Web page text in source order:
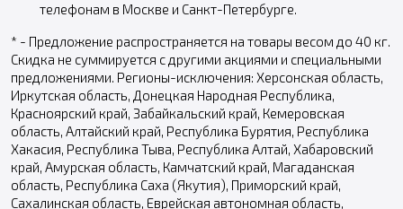
телефонам в Москве и Санкт-Петербурге.
* - Предложение распространяется на товары весом до 40 кг.
Скидка не суммируется с другими акциями и специальными
предложениями. Регионы-исключения: Херсонская область,
Иркутская область, Донецкая Народная Республика,
Красноярский край, Забайкальский край, Кемеровская
область, Алтайский край, Республика Бурятия, Республика
Хакасия, Республика Тыва, Республика Алтай, Хабаровский
край, Амурская область, Камчатский край, Магаданская
область, Республика Саха (Якутия), Приморский край,
Сахалинская область, Еврейская автономная область,